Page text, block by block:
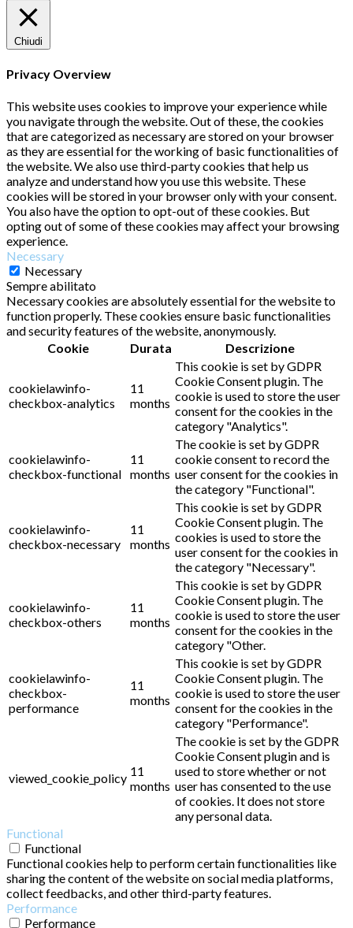
Chiudi
Privacy Overview
This website uses cookies to improve your experience while
you navigate through the website. Out of these, the cookies
that are categorized as necessary are stored on your browser
as they are essential for the working of basic functionalities of
the website. We also use third-party cookies that help us
analyze and understand how you use this website. These
cookies will be stored in your browser only with your consent.
You also have the option to opt-out of these cookies. But
opting out of some of these cookies may affect your browsing
experience.
Necessary
Necessary
Sempre abilitato
Necessary cookies are absolutely essential for the website to
function properly. These cookies ensure basic functionalities
and security features of the website, anonymously.
Cookie
Durata Descrizione
cookielawinfo-
checkbox-analytics
11
months
This cookie is set by GDPR
Cookie Consent plugin. The
cookie is used to store the user
consent for the cookies in the
category "Analytics".
cookielawinfo-
checkbox-functional
11
months
The cookie is set by GDPR
cookie consent to record the
user consent for the cookies in
the category "Functional".
cookielawinfo-
checkbox-necessary
11
months
This cookie is set by GDPR
Cookie Consent plugin. The
cookies is used to store the
user consent for the cookies in
the category "Necessary".
cookielawinfo-
checkbox-others
11
months
This cookie is set by GDPR
Cookie Consent plugin. The
cookie is used to store the user
consent for the cookies in the
category "Other.
cookielawinfo-
checkbox-
performance
11
months
This cookie is set by GDPR
Cookie Consent plugin. The
cookie is used to store the user
consent for the cookies in the
category "Performance".
viewed_cookie_policy 11
months
The cookie is set by the GDPR
Cookie Consent plugin and is
used to store whether or not
user has consented to the use
of cookies. It does not store
any personal data.
Functional
Functional
Functional cookies help to perform certain functionalities like
sharing the content of the website on social media platforms,
collect feedbacks, and other third-party features.
Performance
Performance